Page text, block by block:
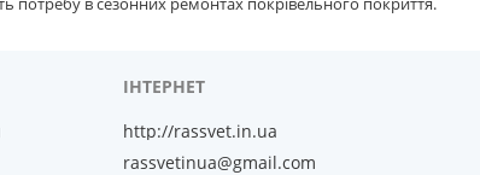
http://rassvet.in.ua
rassvetinua@gmail.com